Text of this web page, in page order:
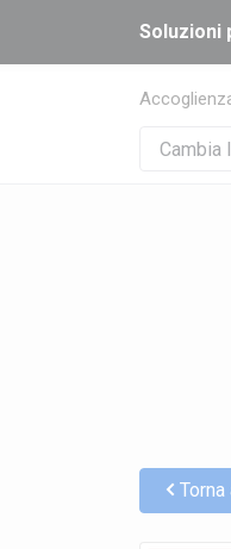
Soluzioni